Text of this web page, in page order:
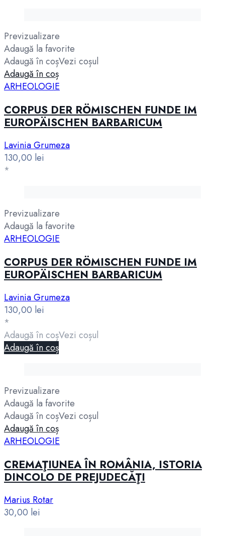
Previzualizare
Adaugă la favorite
Adaugă în coșVezi coșul
Adaugă în coș
ARHEOLOGIE
CORPUS DER RÖMISCHEN FUNDE IM
EUROPÄISCHEN BARBARICUM
Lavinia Grumeza
130,00 lei
*
Previzualizare
Adaugă la favorite
ARHEOLOGIE
CORPUS DER RÖMISCHEN FUNDE IM
EUROPÄISCHEN BARBARICUM
Lavinia Grumeza
130,00 lei
*
Adaugă în coșVezi coșul
Adaugă în coș
Previzualizare
Adaugă la favorite
Adaugă în coșVezi coșul
Adaugă în coș
ARHEOLOGIE
CREMAŢIUNEA ÎN ROMÂNIA, ISTORIA
DINCOLO DE PREJUDECĂŢI
Marius Rotar
30,00 lei